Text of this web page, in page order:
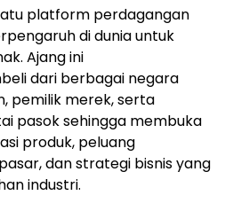
platform perdagangan
di dunia untuk
Ajang ini
dari berbagai negara
pemilik merek, serta
pasok sehingga membuka
produk, peluang
dan strategi bisnis yang
industri.